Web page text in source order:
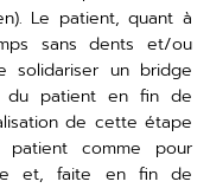
Le patient, quant à
sans dents et/ou
solidariser un bridge
du patient en fin de
de cette étape
comme pour
et, faite en fin de